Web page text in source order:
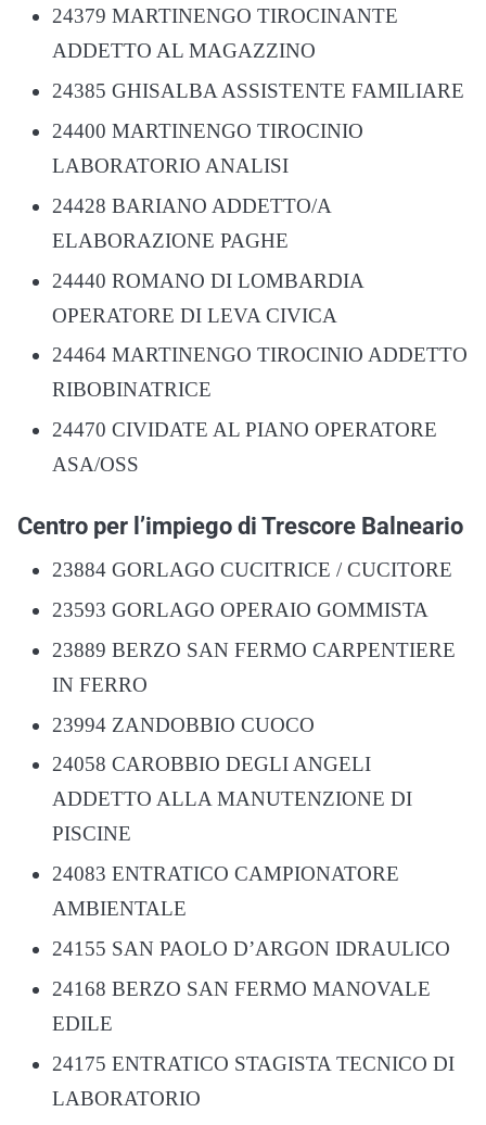
24379 MARTINENGO TIROCINANTE
ADDETTO AL MAGAZZINO
24385 GHISALBA ASSISTENTE FAMILIARE
24400 MARTINENGO TIROCINIO
LABORATORIO ANALISI
24428 BARIANO ADDETTO/A
ELABORAZIONE PAGHE
24440 ROMANO DI LOMBARDIA
OPERATORE DI LEVA CIVICA
24464 MARTINENGO TIROCINIO ADDETTO
RIBOBINATRICE
24470 CIVIDATE AL PIANO OPERATORE
ASA/OSS
Centro per l’impiego di Trescore Balneario
23884 GORLAGO CUCITRICE / CUCITORE
23593 GORLAGO OPERAIO GOMMISTA
23889 BERZO SAN FERMO CARPENTIERE
IN FERRO
23994 ZANDOBBIO CUOCO
24058 CAROBBIO DEGLI ANGELI
ADDETTO ALLA MANUTENZIONE DI
PISCINE
24083 ENTRATICO CAMPIONATORE
AMBIENTALE
24155 SAN PAOLO D’ARGON IDRAULICO
24168 BERZO SAN FERMO MANOVALE
EDILE
24175 ENTRATICO STAGISTA TECNICO DI
LABORATORIO